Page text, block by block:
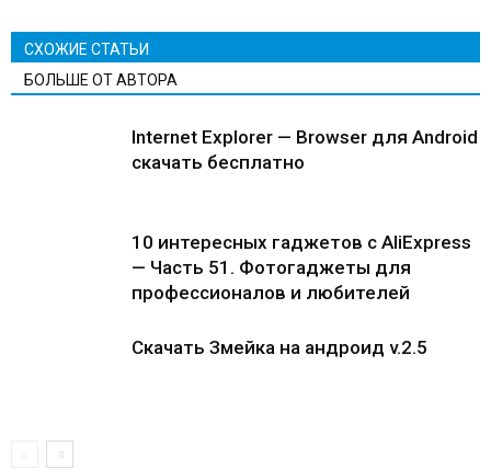
СХОЖИЕ СТАТЬИ
БОЛЬШЕ ОТ АВТОРА
Internet Explorer — Browser для Android
скачать бесплатно
10 интересных гаджетов с AliExpress
— Часть 51. Фотогаджеты для
профессионалов и любителей
Скачать Змейка на андроид v.2.5